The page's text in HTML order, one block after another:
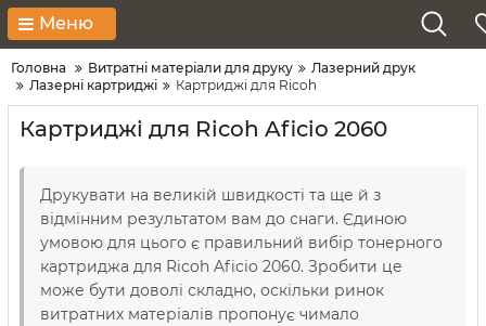
Меню
Головна Витратні матеріали для друку
Лазерний друк
Лазерні картриджі
Картриджі для Ricoh
Картриджі для Ricoh Aficio 2060
Друкувати на великій швидкості та ще й з
відмінним результатом вам до снаги. Єдиною
умовою для цього є правильний вибір тонерного
картриджа для Ricoh Aficio 2060. Зробити це
може бути доволі складно, оскільки ринок
витратних матеріалів пропонує чимало